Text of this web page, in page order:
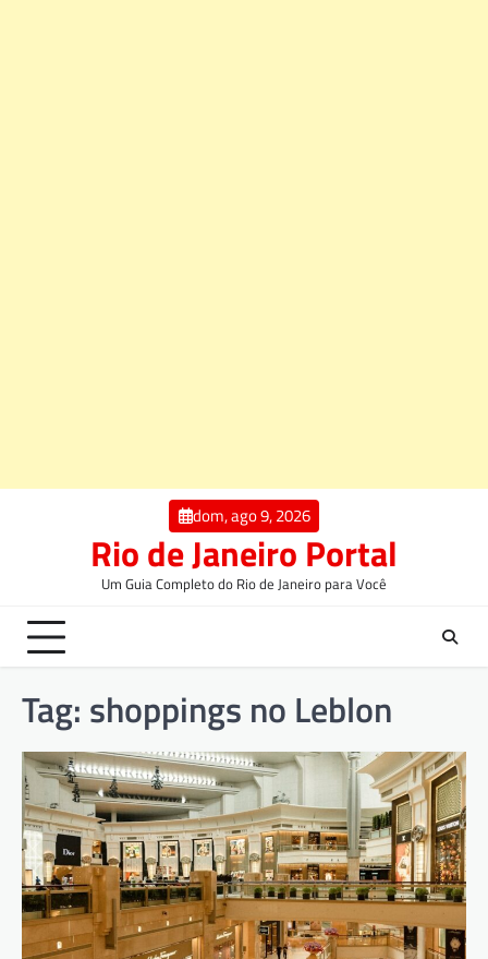
dom, ago 9, 2026
Rio de Janeiro Portal
Um Guia Completo do Rio de Janeiro para Você
Tag: shoppings no Leblon